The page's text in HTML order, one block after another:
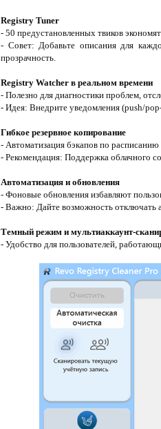
Registry Tuner
- 50 предустановленных твиков
- Совет: Добавьте описания для
прозрачность.
Registry Watcher в реальном времени
- Полезно для диагностики проблем,
- Идея: Внедрите уведомления (push/
Гибкое резервное копирование
- Автоматизация бэкапов по
- Рекомендация: Поддержка облачного
Автоматизация и обновления
- Фоновые обновления избавляют
- Важно: Дайте возможность отключать
Темный режим и мультиаккаунт-
- Удобство для пользователей,